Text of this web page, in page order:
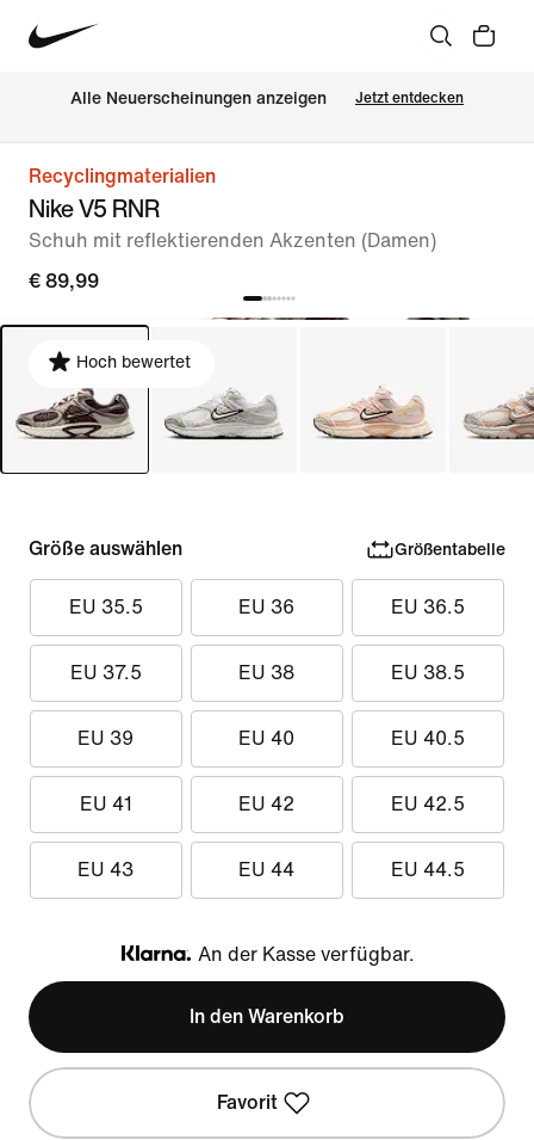
Alle Neuerscheinungen anzeigen Jetzt entdecken
Recyclingmaterialien
Nike V5 RNR
Schuh mit reflektierenden Akzenten (Damen)
€ 89,99
Hoch bewertet
Größe auswählen Größentabelle
EU 35.5 EU 36 EU 36.5
EU 37.5 EU 38 EU 38.5
EU 39 EU 40 EU 40.5
EU 41 EU 42 EU 42.5
EU 43 EU 44 EU 44.5
Klarna
An der Kasse verfügbar.
In den Warenkorb
Favorit